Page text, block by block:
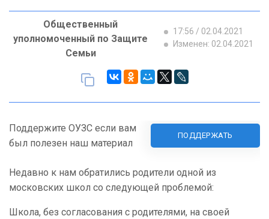
Общественный
уполномоченный по Защите
Семьи
17:56 / 02.04.2021
Изменен: 02.04.2021
Поддержите ОУЗС если вам
был полезен наш материал
ПОДДЕРЖАТЬ
Недавно к нам обратились родители одной из
московских школ со следующей проблемой:
Школа, без согласования с родителями, на своей